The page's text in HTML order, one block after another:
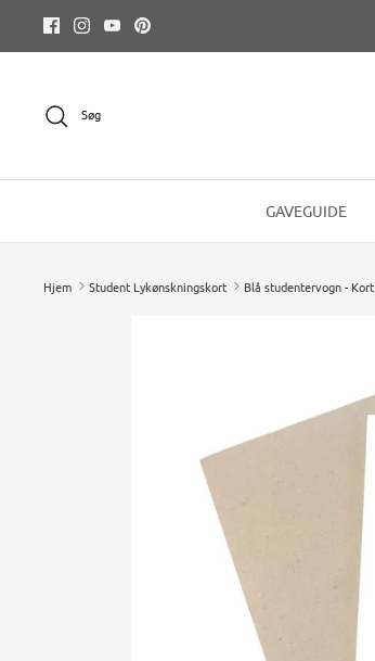
indhold
Søg
GAVEGUIDE
Hjem Student Lykønskningskort Blå studentervogn - Kort